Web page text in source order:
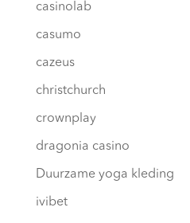
casinolab
casumo
cazeus
christchurch
crownplay
dragonia casino
Duurzame yoga kleding
ivibet